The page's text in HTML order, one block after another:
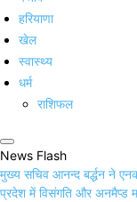
हरियाणा
खेल
स्वास्थ्य
धर्म
राशिफल
News Flash
मुख्य सचिव आनन्द बर्द्धन ने
प्रदेश में विसंगति और अनमैप्ड